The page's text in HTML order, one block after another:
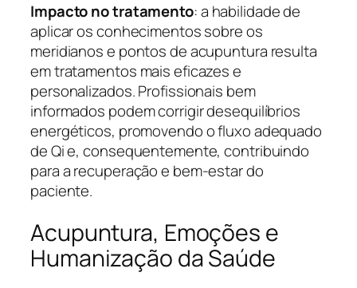
Impacto no tratamento: a habilidade de
aplicar os conhecimentos sobre os
meridianos e pontos de acupuntura resulta
em tratamentos mais eficazes e
personalizados. Profissionais bem
informados podem corrigir desequilíbrios
energéticos, promovendo o fluxo adequado
de Qi e, consequentemente, contribuindo
para a recuperação e bem-estar do
paciente.
Acupuntura, Emoções e
Humanização da Saúde